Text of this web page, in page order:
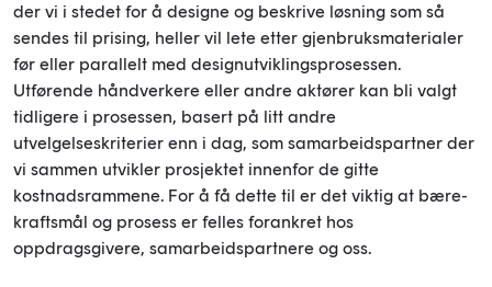
der vi i stedet for å designe og beskrive løsning som så
sendes til prising, heller vil lete etter gjenbruksmaterialer
før eller parallelt med designutviklingsprosessen.
Utførende håndverkere eller andre aktører kan bli valgt
tidligere i prosessen, basert på litt andre
utvelgelseskriterier enn i dag, som samarbeidspartner der
vi sammen utvikler prosjektet innenfor de gitte
kostnadsrammene. For å få dette til er det viktig at bære-
kraftsmål og prosess er felles forankret hos
oppdragsgivere, samarbeidspartnere og oss.